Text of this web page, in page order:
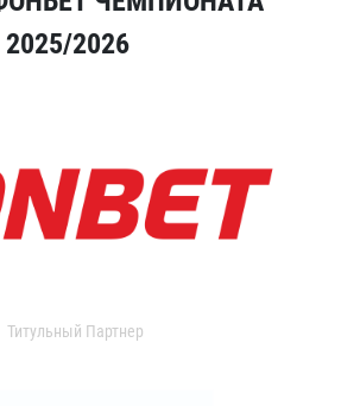
2026
Титульный Партнер